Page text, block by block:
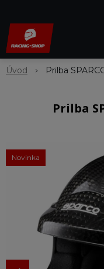
Úvod Prilba
Prilba
Novinka